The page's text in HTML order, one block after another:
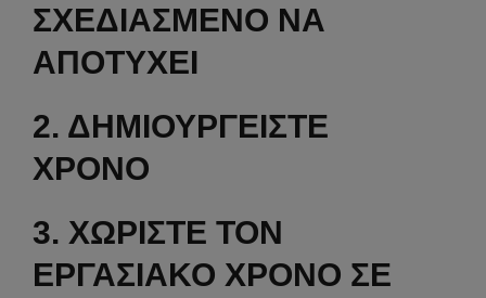
ΣΧΕΔΙΑΣΜΕΝΟ ΝΑ
ΑΠΟΤΥΧΕΙ
2. ΔΗΜΙΟΥΡΓΕΙΣΤΕ
ΧΡΟΝΟ
3. ΧΩΡΙΣΤΕ ΤΟΝ
ΕΡΓΑΣΙΑΚΟ ΧΡΟΝΟ ΣΕ